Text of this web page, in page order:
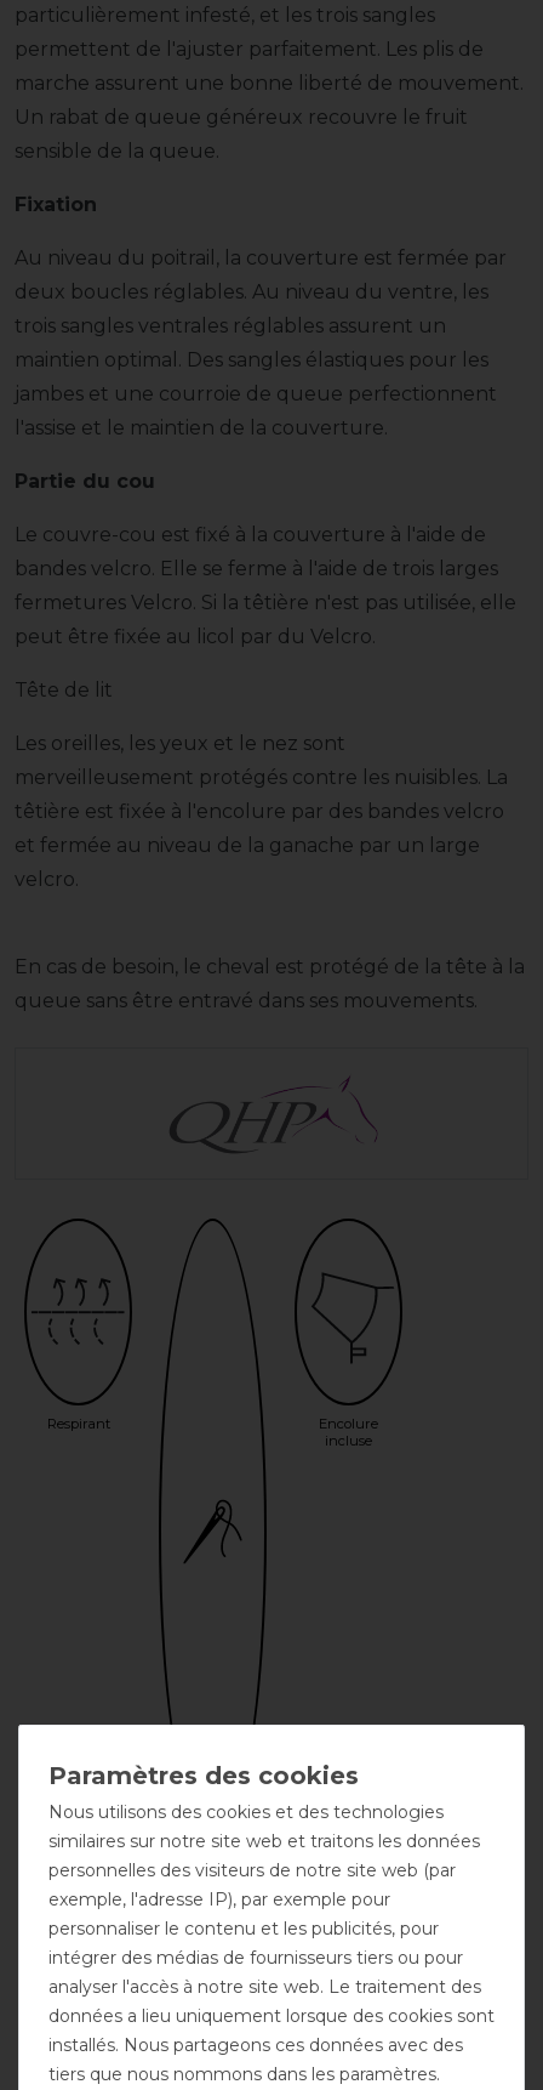
particulièrement infesté, et les trois sangles
permettent de l'ajuster parfaitement. Les plis de
marche assurent une bonne liberté de mouvement.
Un rabat de queue généreux recouvre le fruit
sensible de la queue.
Fixation
Au niveau du poitrail, la couverture est fermée par
deux boucles réglables. Au niveau du ventre, les
trois sangles ventrales réglables assurent un
maintien optimal. Des sangles élastiques pour les
jambes et une courroie de queue perfectionnent
l'assise et le maintien de la couverture.
Partie du cou
Le couvre-cou est fixé à la couverture à l'aide de
bandes velcro. Elle se ferme à l'aide de trois larges
fermetures Velcro. Si la têtière n'est pas utilisée, elle
peut être fixée au licol par du Velcro.
Tête de lit
Les oreilles, les yeux et le nez sont
merveilleusement protégés contre les nuisibles. La
têtière est fixée à l'encolure par des bandes velcro
et fermée au niveau de la ganache par un large
velcro.
En cas de besoin, le cheval est protégé de la tête à la
queue sans être entravé dans ses mouvements.
Respirant
Broderie
possible
Encolure
incluse
Nous utilisons des cookies et des technologies
similaires sur notre site web et traitons les données
personnelles des visiteurs de notre site web (par
exemple, l'adresse IP), par exemple pour
personnaliser le contenu et les publicités, pour
intégrer des médias de fournisseurs tiers ou pour
analyser l'accès à notre site web. Le traitement des
données a lieu uniquement lorsque des cookies sont
installés. Nous partageons ces données avec des
tiers que nous nommons dans les paramètres.